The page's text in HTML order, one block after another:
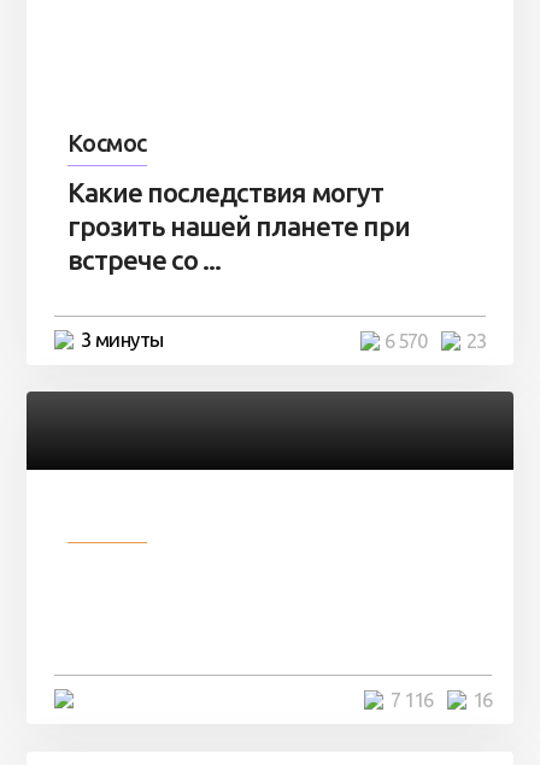
Космос
Какие последствия могут
грозить нашей планете при
встрече со ...
3 минуты 23
6 570
16
7 116